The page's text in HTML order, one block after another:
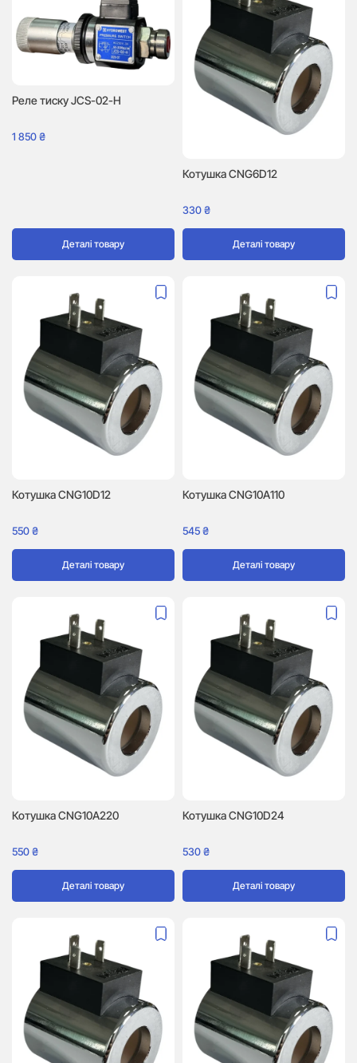
Реле тиску JCS-02-H
1 850₴
Деталі товару
Котушка CNG6D12
330₴
Деталі товару
Котушка CNG10D12
550₴
Деталі товару
Котушка CNG10A110
545₴
Деталі товару
Котушка CNG10A220
550₴
Деталі товару
Котушка CNG10D24
530₴
Деталі товару